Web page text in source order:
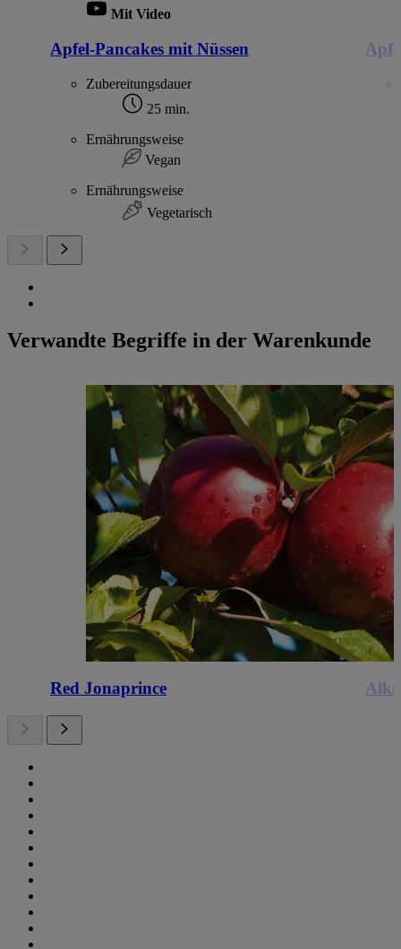
Mit Video
Apfel-Pancakes mit Nüssen
Zubereitungsdauer
25 min.
Ernährungsweise
Vegan
Ernährungsweise
Vegetarisch
Verwandte Begriffe in der Warenkunde
Red Jonaprince